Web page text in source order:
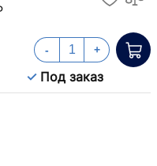
Под заказ
- +